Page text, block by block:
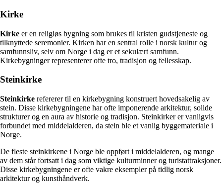
Kirke
Kirke er en religiøs bygning som brukes til kristen gudstjeneste og
tilknyttede seremonier. Kirken har en sentral rolle i norsk kultur og
samfunnsliv, selv om Norge i dag er et sekulært samfunn.
Kirkebygninger representerer ofte tro, tradisjon og fellesskap.
Steinkirke
Steinkirke refererer til en kirkebygning konstruert hovedsakelig av
stein. Disse kirkebygningene har ofte imponerende arkitektur, solide
strukturer og en aura av historie og tradisjon. Steinkirker er vanligvis
forbundet med middelalderen, da stein ble et vanlig byggemateriale i
Norge.
De fleste steinkirkene i Norge ble oppført i middelalderen, og mange
av dem står fortsatt i dag som viktige kulturminner og turistattraksjoner.
Disse kirkebygningene er ofte vakre eksempler på tidlig norsk
arkitektur og kunsthåndverk.